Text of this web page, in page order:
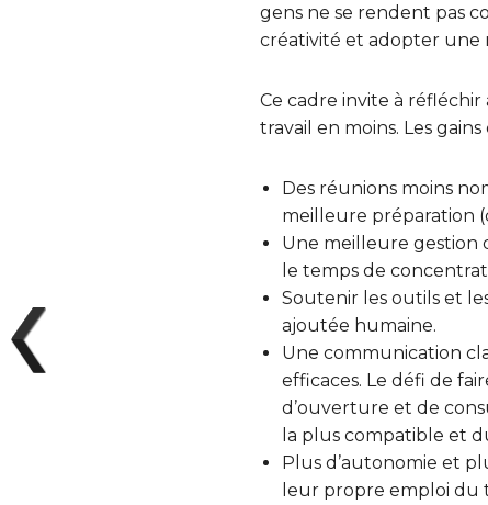
gens ne se rendent pas
créativité et adopter une
Ce cadre invite à
travail en moins. Les
Des réunions moins
meilleure préparation
Une meilleure gestion
le temps de
Soutenir les outils et
ajoutée humaine.
Une communication
efficaces. Le défi de
d’ouverture et de
la plus compatible et
Plus d’autonomie et
leur propre emploi du